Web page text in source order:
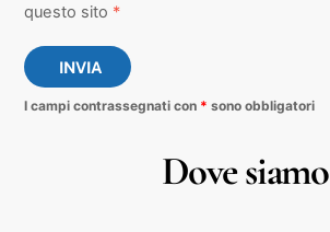
questo sito *
INVIA
I campi contrassegnati con * sono obbligatori
Dove siamo